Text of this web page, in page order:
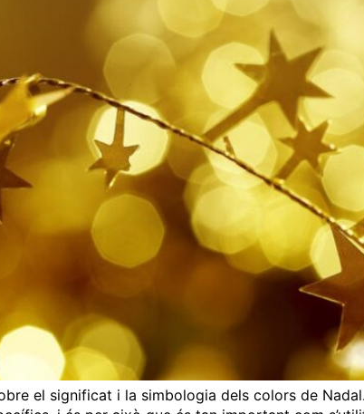
el significat i la simbologia dels colors de